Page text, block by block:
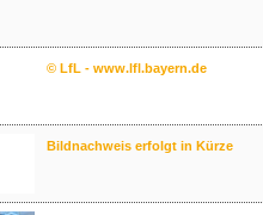
© LfL - www.lfl.bayern.de
Bildnachweis erfolgt in Kürze